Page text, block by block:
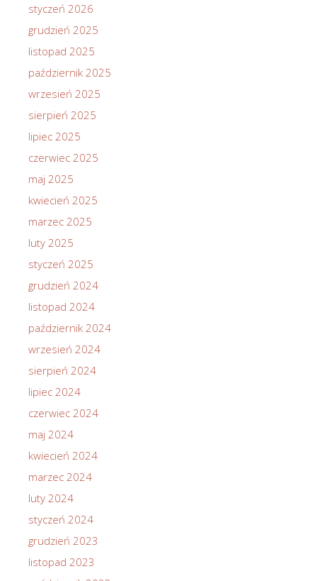
styczeń 2026
grudzień 2025
listopad 2025
październik 2025
wrzesień 2025
sierpień 2025
lipiec 2025
czerwiec 2025
maj 2025
kwiecień 2025
marzec 2025
luty 2025
styczeń 2025
grudzień 2024
listopad 2024
październik 2024
wrzesień 2024
sierpień 2024
lipiec 2024
czerwiec 2024
maj 2024
kwiecień 2024
marzec 2024
luty 2024
styczeń 2024
grudzień 2023
listopad 2023